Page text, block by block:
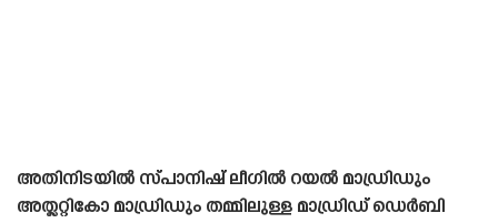
അതിനിടയിൽ സ്‌പാനിഷ്‌ ലീഗിൽ റയൽ മാഡ്രിഡും
അത്ലറ്റികോ മാഡ്രിഡും തമ്മിലുള്ള മാഡ്രിഡ് ഡെർബി